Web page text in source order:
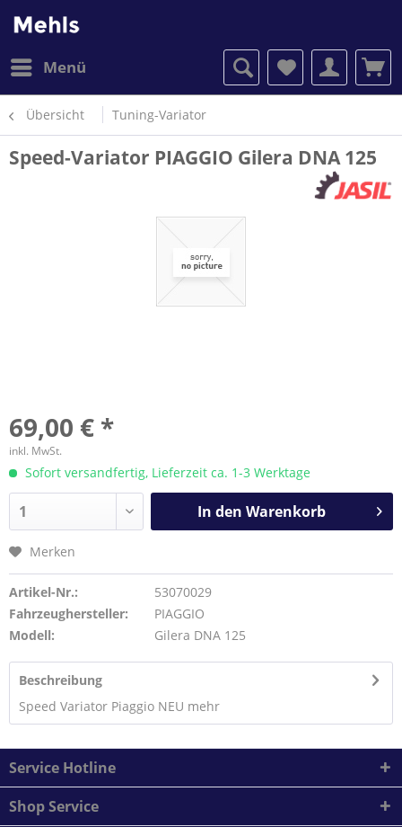
Menü
Übersicht Tuning-Variator
Speed-Variator PIAGGIO Gilera DNA 125
69,00 € *
inkl. MwSt.
Sofort versandfertig, Lieferzeit ca. 1-3 Werktage
In den Warenkorb
Merken
Artikel-Nr.:
53070029
Fahrzeughersteller:
PIAGGIO
Modell:
Gilera DNA 125
Beschreibung
Speed Variator Piaggio NEU mehr
Service Hotline
Shop Service